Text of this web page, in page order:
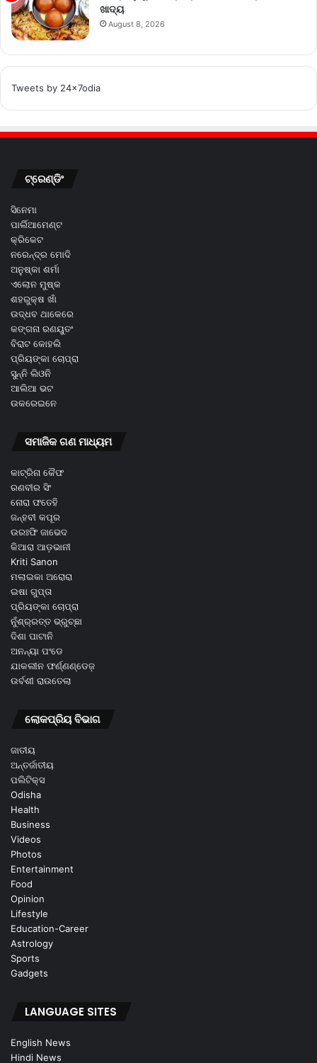
ଖାଦ୍ୟ
August 8, 2026
Tweets by 24x7odia
ଟ୍ରେଣ୍ଡିଂ
ସିନେମା
ପାର୍ଲିଆମେଣ୍ଟ
କ୍ରିକେଟ
ନରେନ୍ଦ୍ର ମୋଦି
ଅନୁଷ୍କା ଶର୍ମା
ଏଲୋନ ମୁଷ୍କ
ଶହରୁକ୍ଷ ଖାଁ
ଉଦ୍ଧବ ଥାକେରେ
କଙ୍ଗନା ରଣୟୁତଂ
ବିରାଟ କୋହଲି
ପ୍ରିୟଙ୍କା ଚୋପ୍ରା
ସୁନ୍ନି ଲିଓନି
ଆଲିଆ ଭଟ
ଉକରେଇନେ
ସମାଜିକ ଗଣ ମାଧ୍ୟମ
କାଟ୍ରିନା କୈଫ
ରଣବୀର ସିଂ
ନୋରା ଫତେହି
ଜନ୍ହବୀ କପୂର
ଉରଃଫି ଜାଭେଦ
କିଆରା ଆଡ଼ଭାନୀ
Kriti Sanon
ମଲାଇକା ଅରୋରା
ଇଷା ଗୁପ୍ତା
ପ୍ରିୟଙ୍କା ଚୋପ୍ରା
ନୁଁଶ୍ର୍ରତ୍ତ ଭ୍ରୁଚ୍ଛା
ଦିଶା ପାଟାନି
ଅନନ୍ୟା ପଂଡେ
ଯାକଲୀନ ଫର୍ଣ୍ଣଣ୍ଡେଜ଼
ଉର୍ବଶୀ ରାଉତେଲା
ଲୋକପ୍ରିୟ ବିଭାଗ
ଜାତୀୟ
ଅନ୍ତର୍ଜାତୀୟ
ପଲିଟିକ୍ସ
Odisha
Health
Business
Videos
Photos
Entertainment
Food
Opinion
Lifestyle
Education-Career
Astrology
Sports
Gadgets
LANGUAGE SITES
English News
Hindi News